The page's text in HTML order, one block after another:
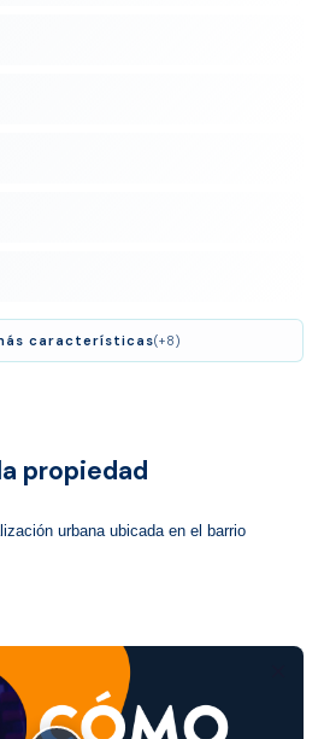
características(+8)
propiedad
urbana ubicada en el barrio